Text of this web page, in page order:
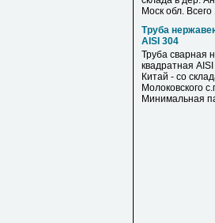
Моск обл. Всего
Труба
AISI 304
Труба сварная
квадратная
Китай - со
Молоковского
Минимальная